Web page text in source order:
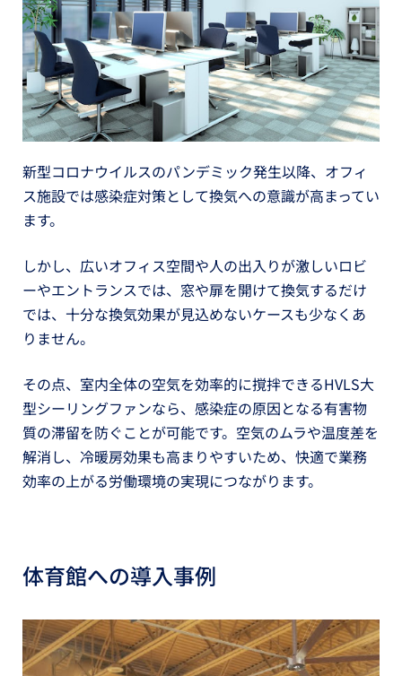
新型コロナウイルスのパンデミック発生以降、オフィ
ス施設では感染症対策として換気への意識が高まってい
ます。
しかし、広いオフィス空間や人の出入りが激しいロビ
ーやエントランスでは、窓や扉を開けて換気するだけ
では、十分な換気効果が見込めないケースも少なくあ
りません。
その点、室内全体の空気を効率的に撹拌できるHVLS大
型シーリングファンなら、感染症の原因となる有害物
質の滞留を防ぐことが可能です。空気のムラや温度差を
解消し、冷暖房効果も高まりやすいため、快適で業務
効率の上がる労働環境の実現につながります。
体育館への導入事例